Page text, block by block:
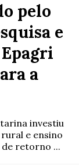
pelo
e
a
investiu
e ensino
de retorno ...